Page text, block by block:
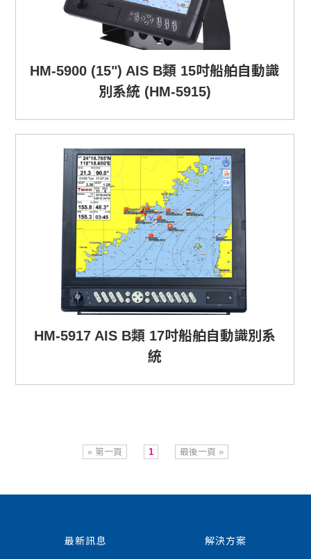
HM-5900 (15") AIS B類 15吋船舶自動識
別系統 (HM-5915)
HM-5917 AIS B類 17吋船舶自動識別系
統
« 第一頁 1 最後一頁 »
最新訊息 解決方案